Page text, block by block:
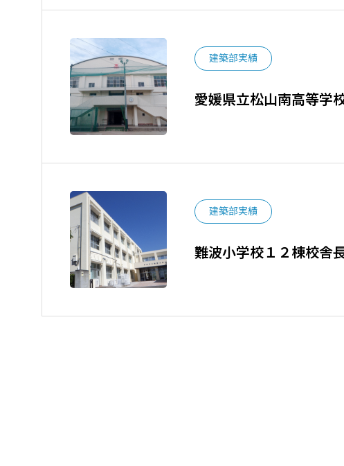
建築部実績
愛媛県立松山南高等学
建築部実績
難波小学校１２棟校舎